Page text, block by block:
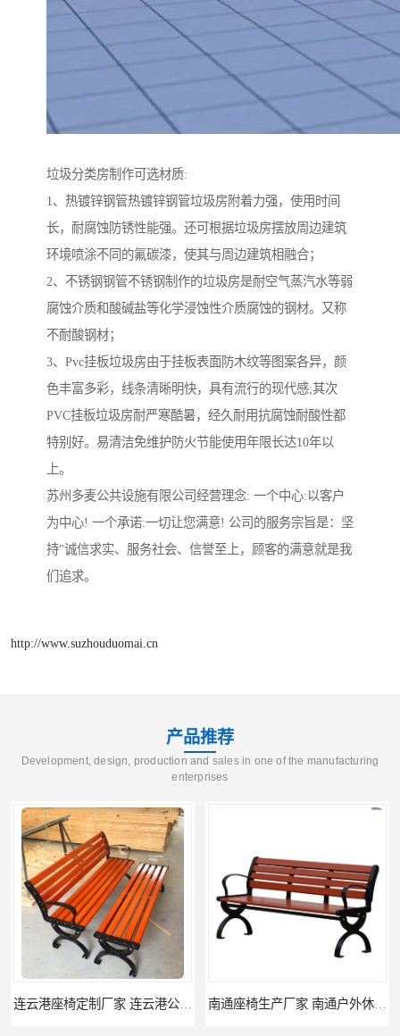
垃圾分类房制作可选材质:
1、热镀锌钢管热镀锌钢管垃圾房附着力强，使用时间
长，耐腐蚀防锈性能强。还可根据垃圾房摆放周边建筑
环境喷涂不同的氟碳漆，使其与周边建筑相融合；
2、不锈钢钢管不锈钢制作的垃圾房是耐空气蒸汽水等弱
腐蚀介质和酸碱盐等化学浸蚀性介质腐蚀的钢材。又称
不耐酸钢材；
3、Pvc挂板垃圾房由于挂板表面防木纹等图案各异，颜
色丰富多彩，线条清晰明快，具有流行的现代感;其次
PVC挂板垃圾房耐严寒酷暑，经久耐用抗腐蚀耐酸性都
特别好。易清洁免维护防火节能使用年限长达10年以
上。
苏州多麦公共设施有限公司经营理念: 一个中心:以客户
为中心! 一个承诺:一切让您满意! 公司的服务宗旨是：坚
持"诚信求实、服务社会、信誉至上，顾客的满意就是我
们追求。
http://www.suzhouduomai.cn
产品推荐
Development, design, production and sales in one of the manufacturing
enterprises
连云港座椅定制厂家 连云港公园座椅制品厂 连云港景区休闲座椅定做价格 南通座椅生产厂家 南通户外休闲椅制品厂 南通公园座椅定制价格